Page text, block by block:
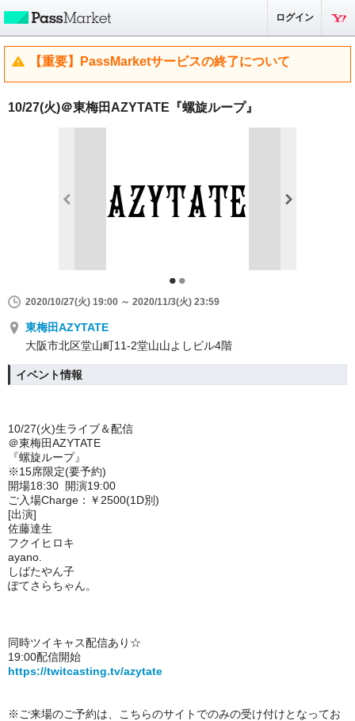
ログイン
【重要】PassMarketサービスの終了について
10/27(火)＠東梅田AZYTATE『螺旋ループ』
2020/10/27(火) 19:00 ～ 2020/11/3(火) 23:59
東梅田AZYTATE
大阪市北区堂山町11-2堂山山よしビル4階
イベント情報
10/27(火)生ライブ＆配信
＠東梅田AZYTATE
『螺旋ループ』
※15席限定(要予約)
開場18:30 開演19:00
ご入場Charge：￥2500(1D別)
[出演]
佐藤達生
フクイヒロキ
ayano.
しばたやん子
ぽてさらちゃん。
同時ツイキャス配信あり☆
19:00配信開始
https://twitcasting.tv/azytate
※ご来場のご予約は、
こちらのサイトでのみの受け付けとなってお